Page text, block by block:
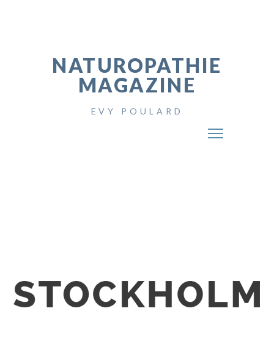
NATUROPATHIE
MAGAZINE
EVY POULARD